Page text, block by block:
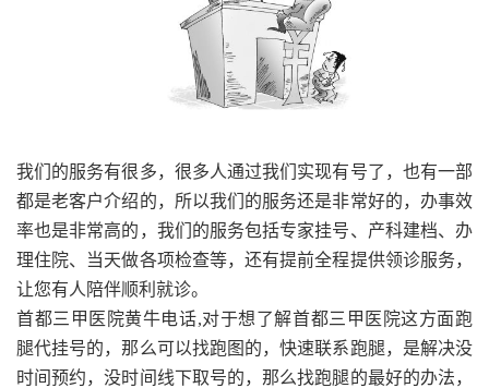
我们的服务有很多，很多人通过我们实现有号了，也有一部
都是老客户介绍的，所以我们的服务还是非常好的，办事效
率也是非常高的，我们的服务包括专家挂号、产科建档、办
理住院、当天做各项检查等，还有提前全程提供领诊服务，
让您有人陪伴顺利就诊。
首都三甲医院黄牛电话,对于想了解首都三甲医院这方面跑
腿代挂号的，那么可以找跑图的，快速联系跑腿，是解决没
时间预约，没时间线下取号的，那么找跑腿的最好的办法，